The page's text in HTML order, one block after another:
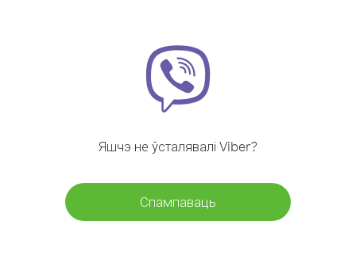
Яшчэ не ўсталявалі Viber?
Спампаваць